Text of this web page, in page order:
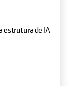
estrutura de IA